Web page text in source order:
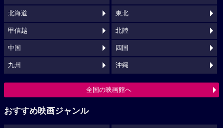
北海道 東北
甲信越 北陸
中国 四国
九州 沖縄
全国の映画館へ
おすすめ映画ジャンル